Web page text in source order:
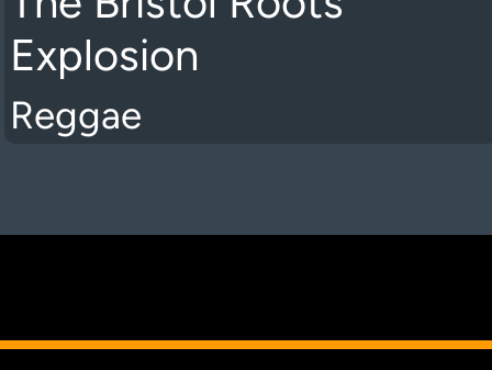
Explosion
Reggae